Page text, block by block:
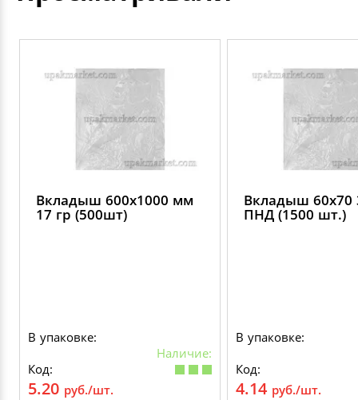
Вкладыш 600х1000 мм
17 гр (500шт)
В упаковке:
Наличие:
Код:
5.20 руб./шт.
Вкладыш 60х70
ПНД (1500 шт.)
В упаковке:
Код:
4.14 руб./шт.